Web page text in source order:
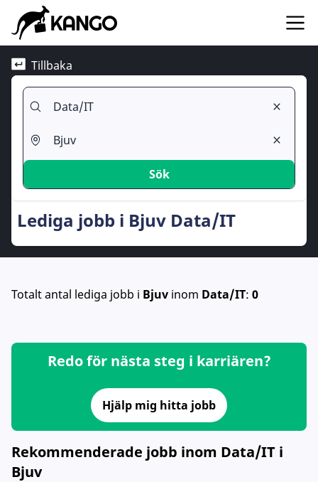
Tillbaka
Sök
Lediga jobb i Bjuv Data/IT
Totalt antal lediga jobb i Bjuv inom Data/IT: 0
Redo för nästa steg i karriären?
Hjälp mig hitta jobb
Rekommenderade jobb inom Data/IT i
Bjuv